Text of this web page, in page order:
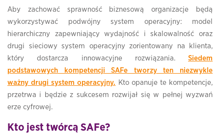
Aby zachować sprawność biznesową organizacje będą
wykorzystywać podwójny system operacyjny: model
hierarchiczny zapewniający wydajność i skalowalność oraz
drugi sieciowy system operacyjny zorientowany na klienta,
który dostarcza innowacyjne rozwiązania. Siedem
podstawowych kompetencji SAFe tworzy ten niezwykle
ważny drugi system operacyjny. Kto opanuje te kompetencje,
przetrwa i będzie z sukcesem rozwijał się w pełnej wyzwań
erze cyfrowej.
Kto jest twórcą SAFe?